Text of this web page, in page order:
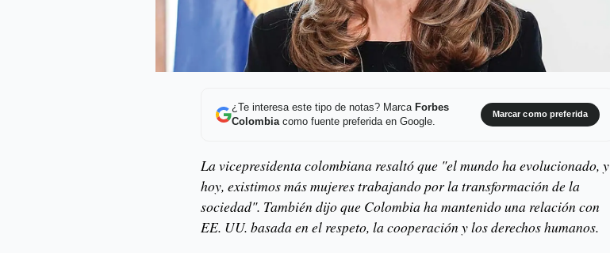
¿Te interesa este tipo de notas? Marca Forbes
Colombiacomo fuente preferida en Google.
Marcar como preferida
La vicepresidenta colombiana resaltó que "el mundo ha evolucionado, y
hoy, existimos más mujeres trabajando por la transformación de la
sociedad". También dijo que Colombia ha mantenido una relación con
EE. UU. basada en el respeto, la cooperación y los derechos humanos.